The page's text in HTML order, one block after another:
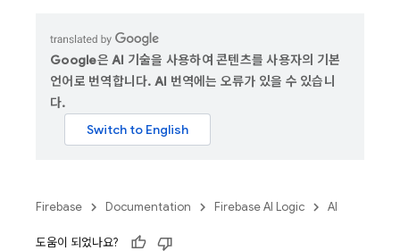
Google은 AI 기술을 사용하여 콘텐츠를 사용자의 기본
언어로 번역합니다. AI 번역에는 오류가 있을 수 있습니
다.
Firebase Documentation Firebase AI Logic AI
도움이 되었나요?